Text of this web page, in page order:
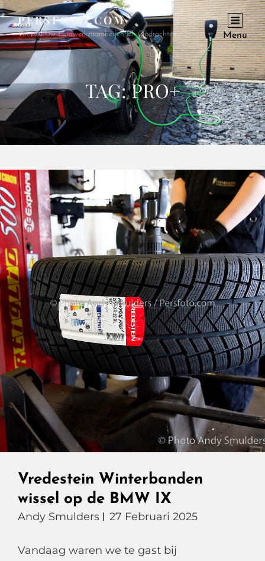
PERSFOTO.COM
Voor Al Uw Fotowerkzaamheden En Opdrachten Menu
TAG:PRO+
Vredestein Winterbanden
wissel op de BMW IX
Andy Smulders 27 Februari 2025
Vandaag waren we te gast bij